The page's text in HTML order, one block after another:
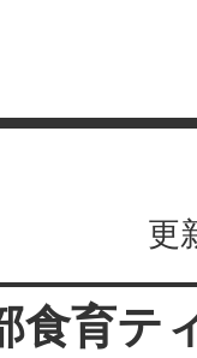
更
食育テ